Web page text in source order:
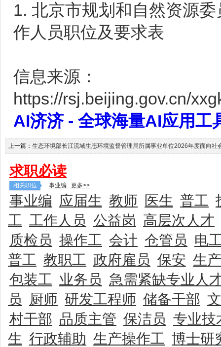
1. 北京市规划和自然资源
作人员职位及要求表
信息来源：
https://rsj.beijing.gov.cn/
AI济济 - 全球海量AI应用
上一篇： 生态环境部长江流域生态环境监督管理局所属事业单位2026年度面向社
求职必读
相关职位 事业编 更多>>
事业编 应届生 教师 医生 普工
工 工作人员 公益岗 高层次人才
质检员 操作工 会计 仓管员 电
普工 教职工 政府雇员 保安 生
包装工 业务员 急需紧缺专业人
员
厨师 研发工程师 储备干部
村干部 品质主管 保洁员 专业技
生 行政辅助 生产操作工 博士研